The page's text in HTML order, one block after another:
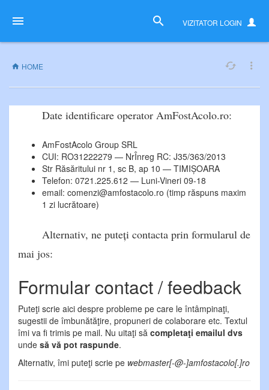
VIZITATOR LOGIN
HOME
Date identificare operator AmFostAcolo.ro:
AmFostAcolo Group SRL
CUI: RO31222279 — NrÎnreg RC: J35/363/2013
Str Răsăritului nr 1, sc B, ap 10 — TIMIȘOARA
Telefon: 0721.225.612 — Luni-Vineri 09-18
email: comenzi@amfostacolo.ro (timp răspuns maxim
1 zi lucrătoare)
Alternativ, ne puteți contacta prin formularul de
mai jos:
Formular contact / feedback
Puteţi scrie aici despre probleme pe care le întâmpinaţi,
sugestii de îmbunătăţire, propuneri de colaborare etc. Textul
îmi va fi trimis pe mail. Nu uitaţi să completaţi emailul dvs
unde să vă pot raspunde.
Alternativ, îmi puteţi scrie pe webmaster[-@-]amfostacolo[.]ro